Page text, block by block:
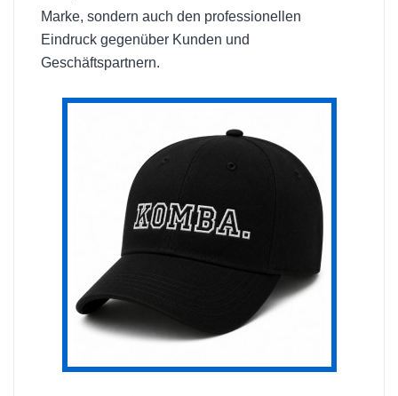
Marke, sondern auch den professionellen
Eindruck gegenüber Kunden und
Geschäftspartnern.